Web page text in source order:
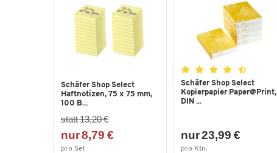
Schäfer Shop Select
Haftnotizen, 75 x 75 mm,
100 B...
statt 13,20 €
nur 8,79 €
pro Set
Schäfer Shop Select
Kopierpapier Paper@Print,
DIN ...
nur 23,99 €
pro Ktn.